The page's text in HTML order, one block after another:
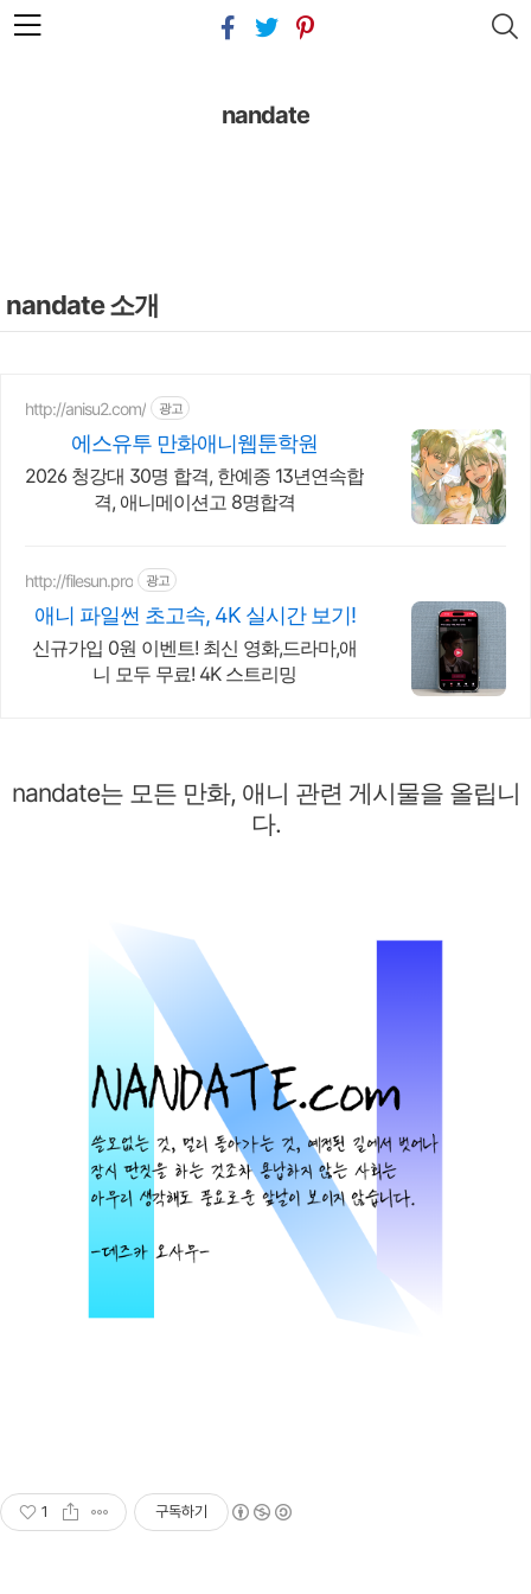
본문 바로가기
nandate
nandate 소개
http://anisu2.com/ 광고
에스유투 만화애니웹툰학원
2026 청강대 30명 합격, 한예종 13년연속합
격, 애니메이션고 8명합격
http://filesun.pro 광고
애니 파일썬 초고속, 4K 실시간 보기!
신규가입 0원 이벤트! 최신 영화,드라마,애
니 모두 무료! 4K 스트리밍
nandate는 모든 만화, 애니 관련 게시물을 올립니
다.
1 구독하기